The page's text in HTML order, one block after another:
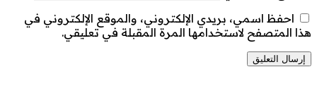
احفظ اسمي، بريدي الإلكتروني، والموقع الإلكتروني في
هذا المتصفح لاستخدامها المرة المقبلة في تعليقي.